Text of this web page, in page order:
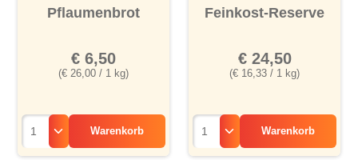
Durchschnittliche Bewertung von 5 von 5 Sternen
Pflaumenbrot
(€ 26,00 / 1 kg)
€ 6,50
Warenkorb
Durchschnittliche
Feinkost-Reserve
(€ 16,33 / 1 kg)
€ 24,50
Warenkorb